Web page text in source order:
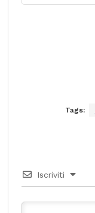
Tags:
Iscriviti